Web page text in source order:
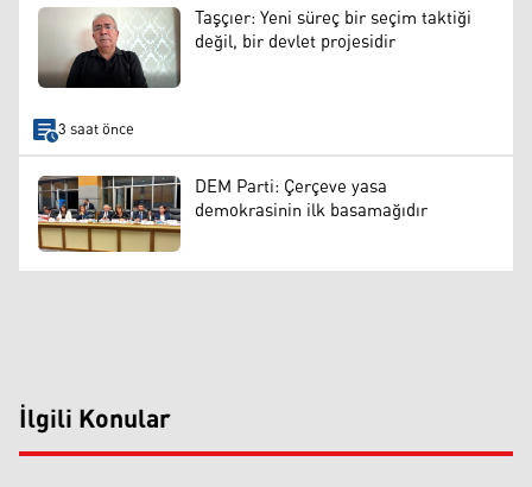
Taşçıer: Yeni süreç bir seçim taktiği
değil, bir devlet projesidir
3 saat önce
DEM Parti: Çerçeve yasa
demokrasinin ilk basamağıdır
İlgili Konular